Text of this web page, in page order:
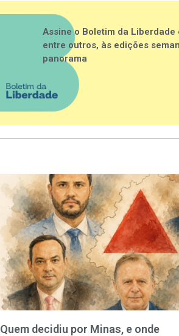
Assine o Boletim da Liberdade
entre outros, às edições
panorama
Quem decidiu por Minas, e onde